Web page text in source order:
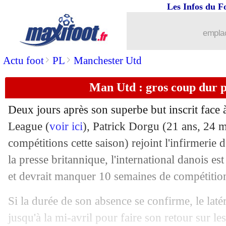
Actu foot> PL > Manchester Utd
Les Infos du
Man Utd : gros coup dur
Deux jours après son superbe but inscrit face
League (voir ici), Patrick Dorgu (21 ans, 24
compétitions cette saison) rejoint l'infirmerie
la presse britannique, l'international danois
et devrait manquer 10 semaines de
Si la durée de son absence se confirme, le
jusqu'à la mi-avril pour faire son retour sur
Man City : Marmoush pousse pour
27/01 Bayern: discussions ouvertes avec
27/01 OM: Mughe transféré à Chypre
27/01 West Ham: un nouveau concurrent
27/01 Bournemouth : Rayan enrôlé pour
27/01 Inter: Perisic in, Luis Henrique out ?
PSG : le mercato, l'annonce de Luis